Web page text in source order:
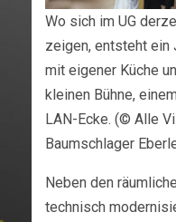
Wo sich im UG
zeigen, entsteht
mit eigener Küche
kleinen Bühne,
LAN-Ecke. (© Alle
Baumschlager
Neben den
technisch